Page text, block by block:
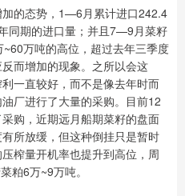
的态势，1—6月累计进口242.4
同期的进口量；并且7—9月菜籽
万吨的高位，超过去年三季度
而增加的现象。之所以会这
一直较好，而不是像去年时而
厂进行了大量的采购。目前12
购，近期远月船期菜籽的盘面
所放缓，但这种倒挂只是暂时
榨量开机率也提升到高位，周
粕6万~9万吨。